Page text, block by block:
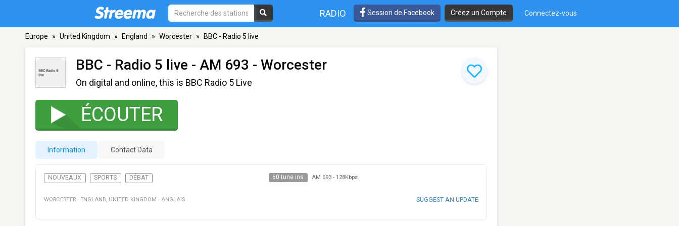
RADIO Session de Facebook Créez un Compte Connectez-vous
Europe » United Kingdom » England » Worcester » BBC - Radio 5 live
BBC - Radio 5 live - AM 693 - Worcester
On digital and online, this is BBC Radio 5 Live
ÉCOUTER
Information Contact Data
NOUVEAUX SPORTS DÉBAT 60 tune ins AM 693- 128Kbps
WORCESTER · ENGLAND, UNITED KINGDOM · ANGLAIS SUGGEST AN UPDATE